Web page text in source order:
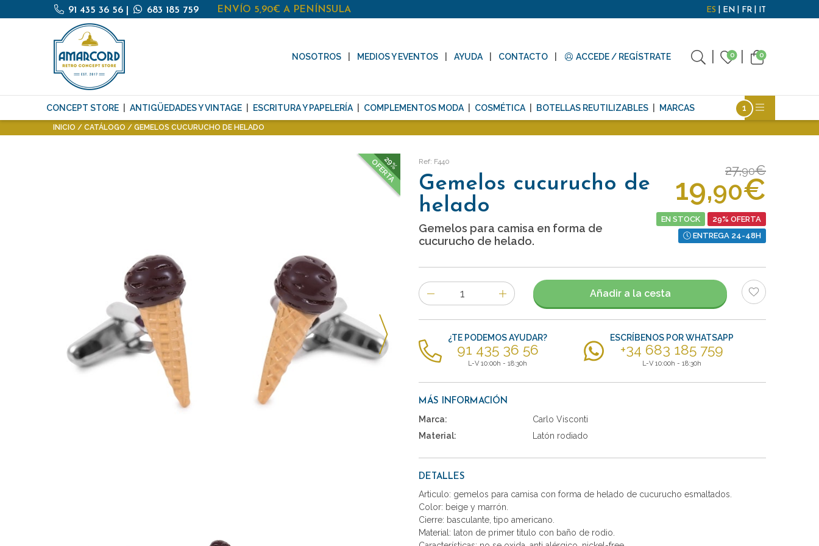
91 435 36 56 683 185 759 ENVÍO 5,90€ A PENÍNSULA ES EN FR IT
NOSOTROS MEDIOS Y EVENTOS AYUDA CONTACTO ACCEDE / REGÍSTRATE 0 0
CONCEPT STORE ANTIGÜEDADES Y VINTAGE ESCRITURA Y PAPELERÍA COMPLEMENTOS MODA COSMÉTICA BOTELLAS REUTILIZABLES MARCAS
INICIO CATÁLOGO GEMELOS CUCURUCHO DE HELADO
29%
OFERTA Ref: F440
Gemelos cucurucho de
helado
Gemelos para camisa en forma de
cucurucho de helado.
27,90€
19,90€
EN STOCK
29% OFERTA
ENTREGA 24-48H
Número
de
artículos
Añadir a la cesta
¿TE PODEMOS AYUDAR?
91 435 36 56
L-V 10:00h - 18:30h
ESCRÍBENOS POR WHATSAPP
+34 683 185 759
L-V 10:00h - 18:30h
MÁS INFORMACIÓN
Marca:
Carlo Visconti
Material:
Latón rodiado
DETALLES
Articulo: gemelos para camisa con forma de helado de cucurucho esmaltados.
Color: beige y marrón.
Cierre: basculante, tipo americano.
Material: laton de primer titulo con baño de rodio.